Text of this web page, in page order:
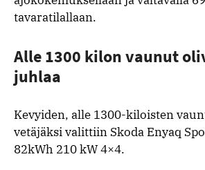
tavaratilallaan.
Alle 1300 kilon vaunut
juhlaa
Kevyiden, alle 1300-kiloisten
vetäjäksi valittiin Skoda Enyaq
82kWh 210 kW 4×4.